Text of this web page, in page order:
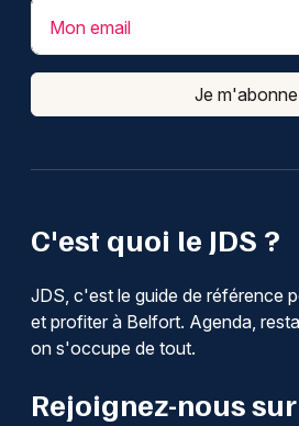
C'est quoi le JDS ?
JDS, c'est le guide de référence
et profiter à Belfort. Agenda,
on s'occupe de tout.
Rejoignez-nous sur
Mon email
Je m'abonne